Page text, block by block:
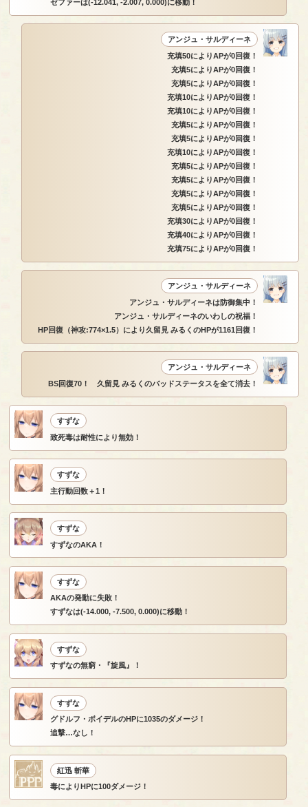
ゼファーは(-12.041, -2.007, 0.000)に移動！
アンジュ・サルディーネ
充填50によりAPが0回復！
充填5によりAPが0回復！
充填5によりAPが0回復！
充填10によりAPが0回復！
充填10によりAPが0回復！
充填5によりAPが0回復！
充填5によりAPが0回復！
充填10によりAPが0回復！
充填5によりAPが0回復！
充填5によりAPが0回復！
充填5によりAPが0回復！
充填5によりAPが0回復！
充填30によりAPが0回復！
充填40によりAPが0回復！
充填75によりAPが0回復！
アンジュ・サルディーネ
アンジュ・サルディーネは防御集中！
アンジュ・サルディーネのいわしの祝福！
HP回復（神攻:774×1.5）により久留見 みるくのHPが1161回復！
アンジュ・サルディーネ
BS回復70！ 久留見 みるくのバッドステータスを全て消去！
すずな
致死毒は耐性により無効！
すずな
主行動回数＋1！
すずな
すずなのAKA！
すずな
AKAの発動に失敗！
すずなは(-14.000, -7.500, 0.000)に移動！
すずな
すずなの無窮・『旋風』！
すずな
グドルフ・ボイデルのHPに1035のダメージ！
追撃…なし！
紅迅 斬華
毒によりHPに100ダメージ！